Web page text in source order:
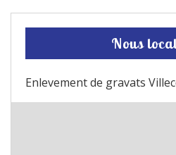
Nous
Enlevement de gravats